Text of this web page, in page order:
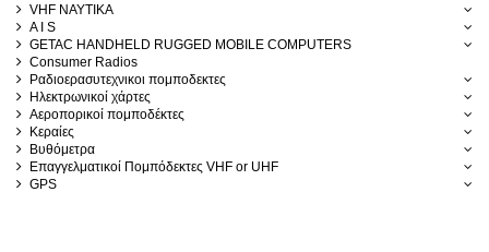
VHF ΝΑΥΤΙΚΑ
A I S
GETAC HANDHELD RUGGED MOBILE COMPUTERS
Consumer Radios
Ραδιοερασυτεχνικοι πομποδεκτες
Ηλεκτρωνικοί χάρτες
Αεροπορικοί πομποδέκτες
Κεραίες
Βυθόμετρα
Επαγγελματικοί Πομπόδεκτες VHF or UHF
GPS